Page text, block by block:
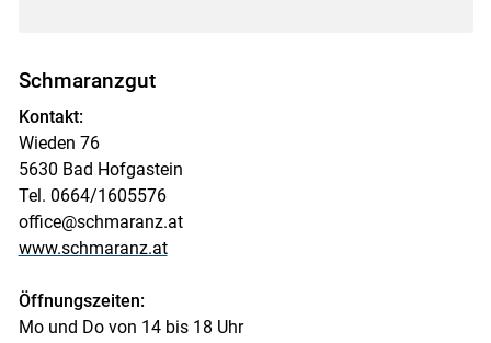
Schmaranzgut
Kontakt:
Wieden 76
5630 Bad Hofgastein
Tel. 0664/1605576
office@schmaranz.at
www.schmaranz.at
Öffnungszeiten:
Mo und Do von 14 bis 18 Uhr